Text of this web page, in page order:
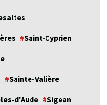
Saint-Cyprien
Sainte-Valière
d'Aude Sigean